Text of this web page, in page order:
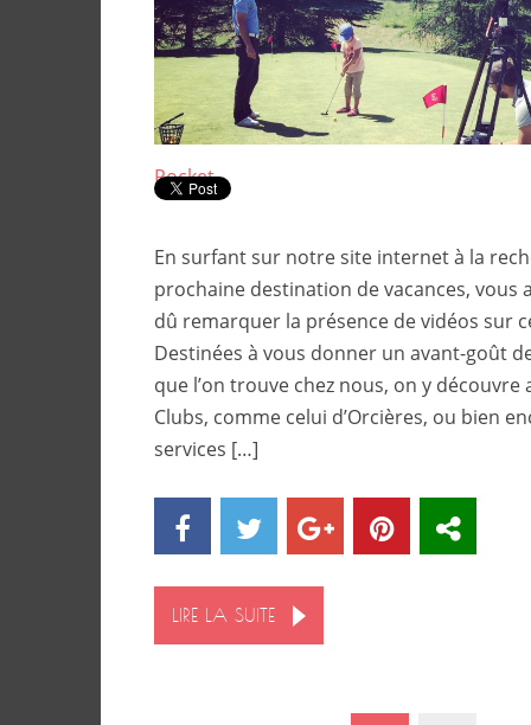
Pocket
En surfant sur notre site internet à la
prochaine destination de vacances, vous
dû remarquer la présence de vidéos sur
Destinées à vous donner un avant-goût
que l’on trouve chez nous, on y découvre
Clubs, comme celui d’Orcières, ou bien
services […]
LIRE LA SUITE